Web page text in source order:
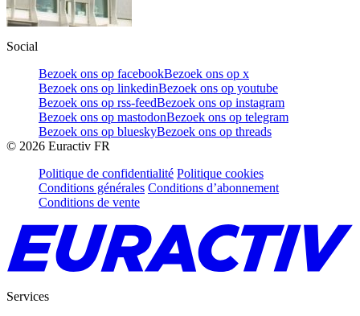
Social
Bezoek ons op facebookBezoek ons op x
Bezoek ons op linkedinBezoek ons op youtube
Bezoek ons op rss-feedBezoek ons op instagram
Bezoek ons op mastodonBezoek ons op telegram
Bezoek ons op blueskyBezoek ons op threads
© 2026 Euractiv FR
Politique de confidentialité Politique cookies
Conditions générales Conditions d’abonnement
Conditions de vente
Services